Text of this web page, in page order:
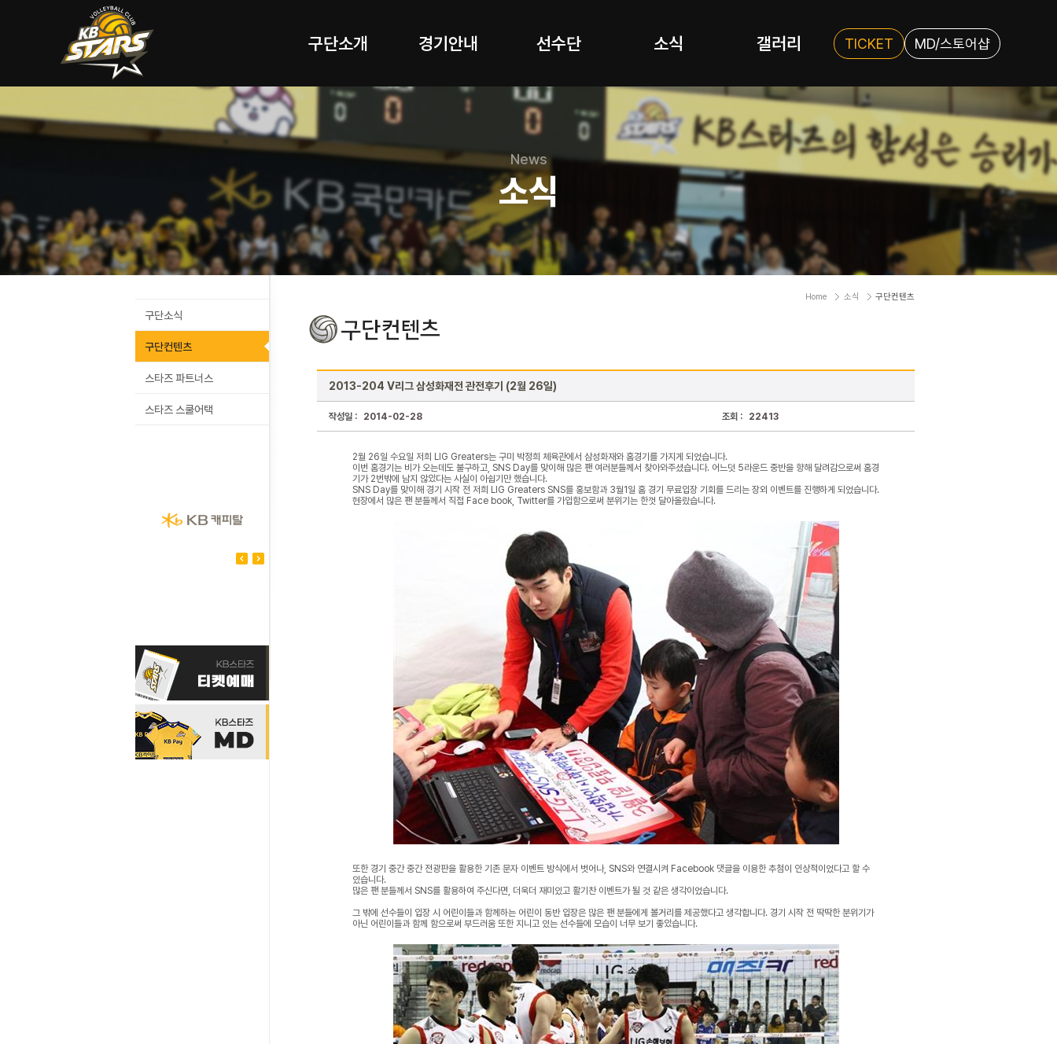
구단소개 경기안내 선수단 소식 갤러리 TICKET MD/스토어샵
구단소식
구단컨텐츠
스타즈 파트너스
스타즈 스쿨어택
Home 소식 구단컨텐츠
2013-204 V리그 삼성화재전 관전후기 (2월 26일)
작성일 : 2014-02-28 조회 : 22413
2월 26일 수요일 저희 LIG Greaters는 구미 박정희 체육관에서 삼성화재와 홈경기를 가지게 되었습니다.
이번 홈경기는 비가 오는데도 불구하고, SNS Day를 맞이해 많은 팬 여러분들께서 찾아와주셨습니다. 어느덧 5라운드 중반을 향해 달려감으로써 홈경
기가 2번밖에 남지 않았다는 사실이 아쉽기만 했습니다.
SNS Day를 맞이해 경기 시작 전 저희 LIG Greaters SNS를 홍보함과 3월1일 홈 경기 무료입장 기회를 드리는 장외 이벤트를 진행하게 되었습니다.
현장에서 많은 팬 분들께서 직접 Face book, Twitter를 가입함으로써 분위기는 한껏 달아올랐습니다.
또한 경기 중간 중간 전광판을 활용한 기존 문자 이벤트 방식에서 벗어나, SNS와 연결시켜 Facebook 댓글을 이용한 추첨이 인상적이었다고 할 수
있습니다.
많은 팬 분들께서 SNS를 활용하여 주신다면, 더욱더 재미있고 활기찬 이벤트가 될 것 같은 생각이었습니다.
그 밖에 선수들이 입장 시 어린이들과 함께하는 어린이 동반 입장은 많은 팬 분들에게 볼거리를 제공했다고 생각합니다. 경기 시작 전 딱딱한 분위기가
아닌 어린이들과 함께 함으로써 부드러움 또한 지니고 있는 선수들에 모습이 너무 보기 좋았습니다.